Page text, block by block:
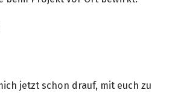
jetzt schon drauf, mit euch zu